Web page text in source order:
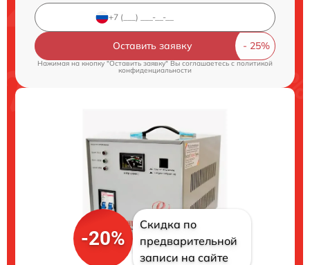
Оставить заявку
Нажимая на кнопку "Оставить заявку" Вы соглашаетесь cполитикой
конфиденциальности
-20%
Скидка по
предварительной
записи на сайте